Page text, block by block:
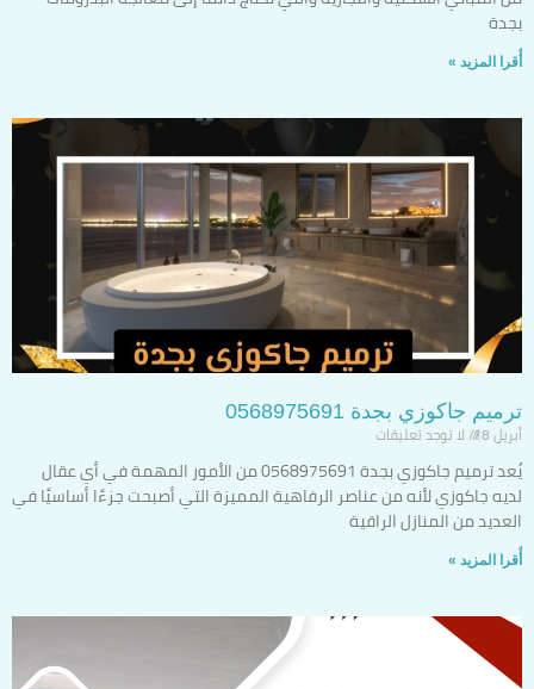
بجدة
أٌقرا المزيد »
ترميم جاكوزي بجدة 0568975691
أبريل 18 لا توجد تعليقات
يُعد ترميم جاكوزي بجدة 0568975691 من الأمور المهمة في أي عقال
لديه جاكوزي لأنه من عناصر الرفاهية المميزة التي أصبحت جزءًا أساسيًا في
العديد من المنازل الراقية
أٌقرا المزيد »